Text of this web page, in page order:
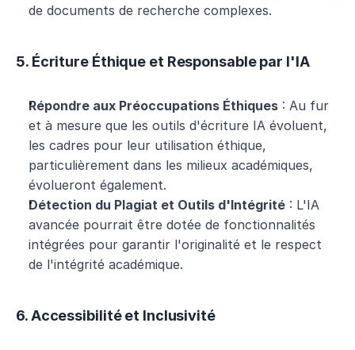
de documents de recherche complexes.
5. Écriture Éthique et Responsable par l'IA
Répondre aux Préoccupations Éthiques : Au fur
et à mesure que les outils d'écriture IA évoluent,
les cadres pour leur utilisation éthique,
particulièrement dans les milieux académiques,
évolueront également.
Détection du Plagiat et Outils d'Intégrité : L'IA
avancée pourrait être dotée de fonctionnalités
intégrées pour garantir l'originalité et le respect
de l'intégrité académique.
6. Accessibilité et Inclusivité